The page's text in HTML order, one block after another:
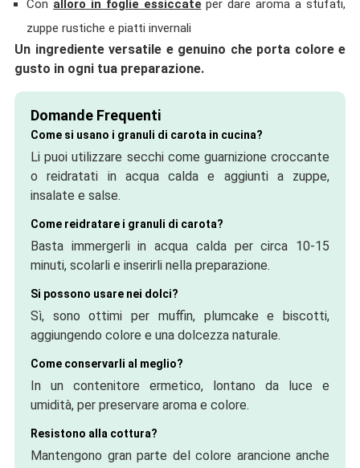
Con alloro in foglie essiccate per dare aroma a stufati,
zuppe rustiche e piatti invernali
Un ingrediente versatile e genuino che porta colore e
gusto in ogni tua preparazione.
Domande Frequenti
Come si usano i granuli di carota in cucina?
Li puoi utilizzare secchi come guarnizione croccante
o reidratati in acqua calda e aggiunti a zuppe,
insalate e salse.
Come reidratare i granuli di carota?
Basta immergerli in acqua calda per circa 10-15
minuti, scolarli e inserirli nella preparazione.
Si possono usare nei dolci?
Sì, sono ottimi per muffin, plumcake e biscotti,
aggiungendo colore e una dolcezza naturale.
Come conservarli al meglio?
In un contenitore ermetico, lontano da luce e
umidità, per preservare aroma e colore.
Resistono alla cottura?
Mantengono gran parte del colore arancione anche